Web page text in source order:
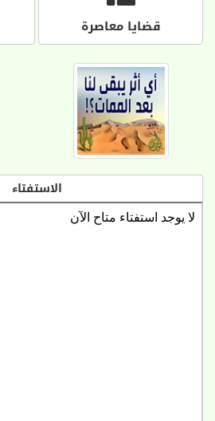
قضايا معاصرة
الاستفتاء